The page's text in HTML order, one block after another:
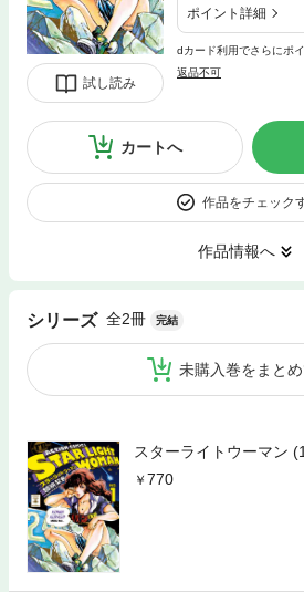
試し読み
ポイント詳細
dカード利用でさらにポ
返品不可
カートへ
作品をチェック
作品情報へ
シリーズ 全2冊 完結
未購入巻をまと
スターライトウーマン
770